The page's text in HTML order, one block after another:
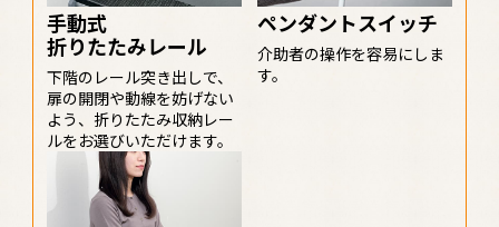
手動式
折りたたみレール
下階のレール突き出しで、
扉の開閉や動線を妨げない
よう、折りたたみ収納レー
ルをお選びいただけます。
ペンダントスイッチ
介助者の操作を容易にしま
す。